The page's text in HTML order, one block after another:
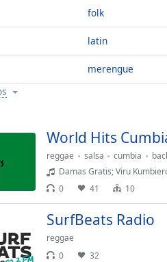
folk
latin
merengue
World Hits
reggae salsa cumbia
Damas Gratis; Viru
0
41 10
SurfBeats Radio
reggae
0
32